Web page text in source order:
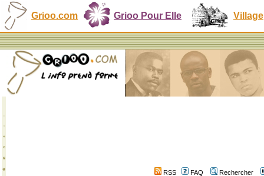
Grioo.com Grioo Pour Elle Village
RSS FAQ
Rechercher